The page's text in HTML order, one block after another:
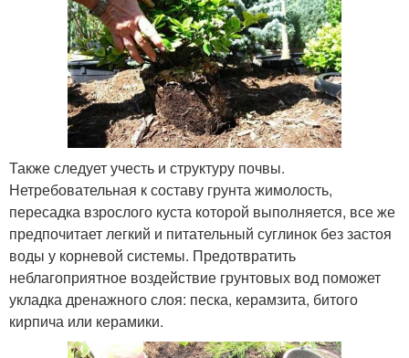
Также следует учесть и структуру почвы.
Нетребовательная к составу грунта жимолость,
пересадка взрослого куста которой выполняется, все же
предпочитает легкий и питательный суглинок без застоя
воды у корневой системы. Предотвратить
неблагоприятное воздействие грунтовых вод поможет
укладка дренажного слоя: песка, керамзита, битого
кирпича или керамики.